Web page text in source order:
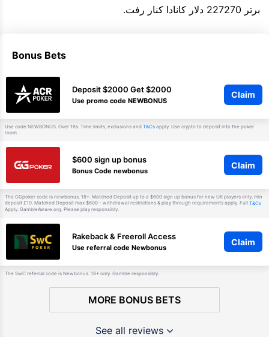
برتر 227270 دلار کانادا کنار رفت.
Bonus Bets
Deposit $2000 Get $2000
Use promo code NEWBONUS
Claim
Use code NEWBONUS. Over 18s. Time limits, exclusions and T&Cs apply. Use crypto to deposit into the poker
room.
$600 sign up bonus
Bonus Code newbonus
Claim
The GGpoker code is newbonus. 18+. Matched Deposit up to a $600 sign up bonus for new UK players only, min
deposit £10. Matched Deposit max $600 - withdrawal restrictions & play through requirements apply. Full T&Cs
Apply. GambleAware.org. Please play responsibly.
Rakeback & Freeroll Access
Use referral code Newbonus
Claim
The SwC referral code is Newbonus. 18+ only. Gamble responsibly.
MORE BONUS BETS
See all reviews